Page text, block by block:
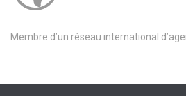
Membre d’un réseau international